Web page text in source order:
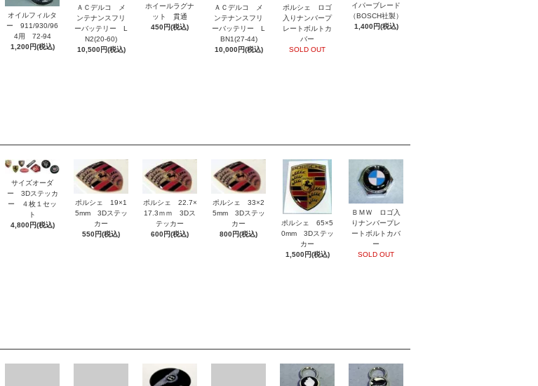
オイルフィルタ
ー 911/930/96
4用 72-94
1,200円(税込)
ＡＣデルコ メ
ンテナンスフリ
ーバッテリー L
N2(20-60)
10,500円(税込)
ホイールラグナ
ット 貫通
450円(税込)
ＡＣデルコ メ
ンテナンスフリ
ーバッテリー L
BN1(27-44)
10,000円(税込)
ポルシェ ロゴ
入りナンバープ
レートボルトカ
バー
SOLD OUT
イパーブレード
（BOSCH社製）
1,400円(税込)
サイズオーダ
ー 3Dステッカ
ー ４枚１セッ
ト
4,800円(税込)
ポルシェ 19×1
5mm 3Dステッ
カー
550円(税込)
ポルシェ 22.7×
17.3ｍｍ 3Dス
テッカー
600円(税込)
ポルシェ 33×2
5mm 3Dステッ
カー
800円(税込)
ポルシェ 65×5
0mm 3Dステッ
カー
1,500円(税込)
ＢＭＷ ロゴ入
りナンバープレ
ートボルトカバ
ー
SOLD OUT